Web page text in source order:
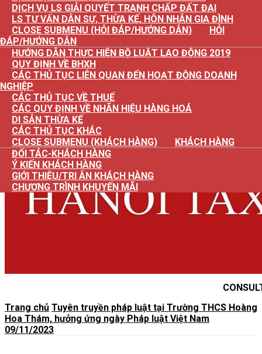
DỊCH VỤ LS GIẢI QUYẾT TRANH CHẤP ĐẤT ĐAI
LS TƯ VẤN DÂN SỰ, THỪA KẾ, HÔN NHÂN GIA ĐÌNH
CLOSE SUBMENU (HỎI ĐÁP/HƯỚNG DẪN)
HỎI
ĐÁP/HƯỚNG DẪN
HƯỚNG DẪN THỰC HIỆN BỘ LUẬT LAO ĐỘNG 2019
QUY ĐỊNH VỀ BHXH
CÁC THỦ TỤC LIÊN QUAN ĐẾN HOẠT ĐỘNG DOANH
NGHIỆP
CÁC THỦ TỤC VỀ THUẾ
CÁC QUY ĐỊNH VỀ NHÃN HIỆU HÀNG HOÁ
DI SẢN THỪA KẾ
CÁC THỦ TỤC KHÁC
CLOSE SUBMENU (KHÁCH HÀNG)
KHÁCH HÀNG
ĐỐI TÁC-KHÁCH HÀNG
Ý KIẾN KHÁCH HÀNG
GIỚI THIỆU/TRI ÂN KHÁCH HÀNG
CHƯƠNG TRÌNH KHUYẾN MÃI
Trang chủ Tuyên truyền pháp luật tại Trường THCS Hoàng
Hoa Thám, hưởng ứng ngày Pháp luật Việt Nam
09/11/2023